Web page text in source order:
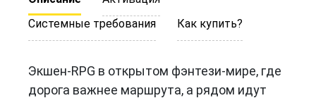
Системные требования
Как купить?
Экшен-RPG в открытом фэнтези-мире, где
дорога важнее маршрута, а рядом идут